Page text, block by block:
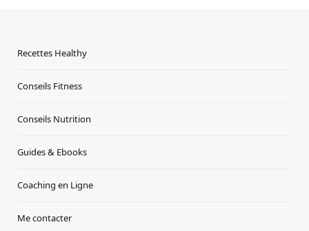
Recettes Healthy
Conseils Fitness
Conseils Nutrition
Guides & Ebooks
Coaching en Ligne
Me contacter